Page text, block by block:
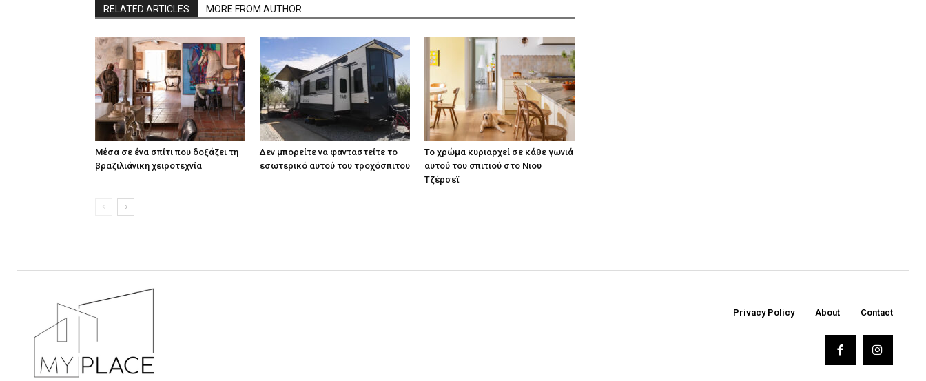
RELATED ARTICLES MORE FROM AUTHOR
Μέσα σε ένα σπίτι που δοξάζει τη
βραζιλιάνικη χειροτεχνία
Δεν μπορείτε να φανταστείτε το
εσωτερικό αυτού του τροχόσπιτου
Το χρώμα κυριαρχεί σε κάθε γωνιά
αυτού του σπιτιού στο Νιου
Τζέρσεϊ
Privacy Policy About Contact